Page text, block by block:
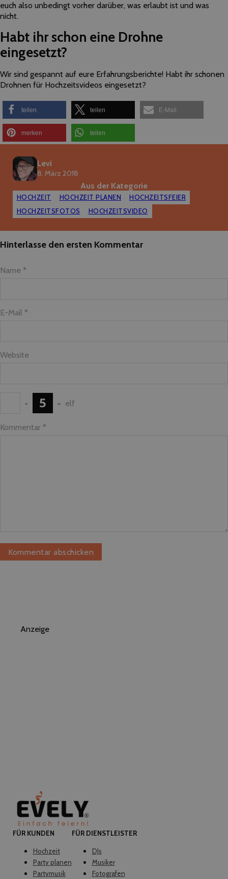
euch also unbedingt vorher darüber, was erlaubt ist und was
nicht.
Habt ihr schon eine Drohne
eingesetzt?
Wir sind gespannt auf eure Erfahrungsberichte! Habt ihr schonen
Drohnen für Hochzeitsvideos eingesetzt?
teilen teilen E-Mail
merken teilen
Levi
8. März 2018
Aus der Kategorie
HOCHZEIT HOCHZEIT PLANEN
HOCHZEITSFEIER
HOCHZEITSFOTOS
HOCHZEITSVIDEO
Hinterlasse den ersten Kommentar
Name *
E-Mail *
Website
+ = elf
Kommentar *
Anzeige
FÜR KUNDEN
Hochzeit
Party planen
Partymusik
FÜR DIENSTLEISTER
DJs
Musiker
Fotografen